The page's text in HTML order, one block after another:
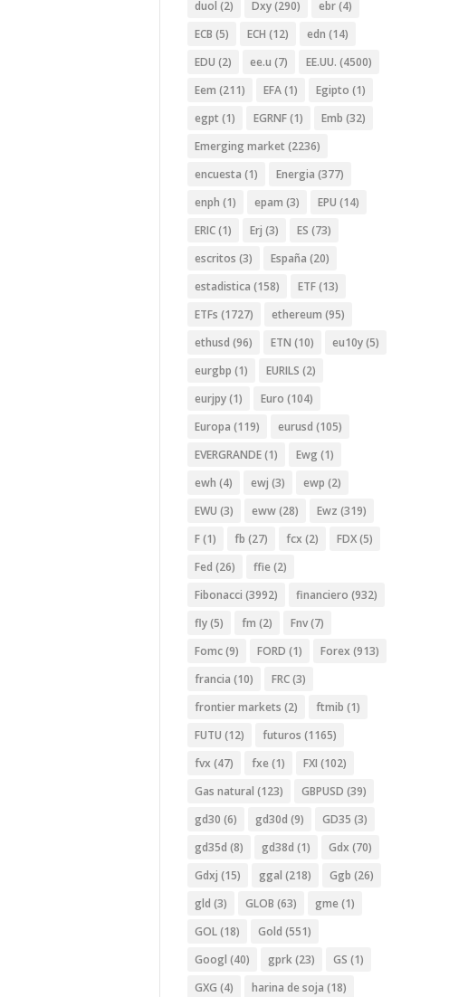
duol (2) Dxy(290) ebr(4)
ECB (5) ECH (12) edn (14)
EDU (2) ee.u (7) EE.UU. (4500)
Eem (211) EFA(1) Egipto (1)
egpt (1) EGRNF(1) Emb (32)
Emerging market (2236)
encuesta (1) Energia (377)
enph (1) epam (3) EPU (14)
ERIC(1) Erj (3) ES (73)
escritos (3) España (20)
estadistica (158) ETF(13)
ETFs (1727) ethereum (95)
ethusd (96) ETN (10) eu10y(5)
eurgbp (1) EURILS (2)
eurjpy(1) Euro (104)
Europa (119) eurusd (105)
EVERGRANDE(1) Ewg (1)
ewh (4) ewj (3) ewp (2)
EWU (3) eww(28) Ewz (319)
F(1) fb (27) fcx (2) FDX(5)
Fed (26) ffie (2)
Fibonacci (3992) financiero (932)
fly(5) fm (2) Fnv(7)
Fomc(9) FORD (1) Forex (913)
francia (10) FRC(3)
frontier markets (2) ftmib (1)
FUTU (12) futuros (1165)
fvx (47) fxe (1) FXI (102)
Gas natural (123) GBPUSD (39)
gd30 (6) gd30d (9) GD35 (3)
gd35d (8) gd38d (1) Gdx (70)
Gdxj (15) ggal (218) Ggb (26)
gld (3) GLOB (63) gme (1)
GOL(18) Gold (551)
Googl (40) gprk(23) GS (1)
GXG (4) harina de soja (18)